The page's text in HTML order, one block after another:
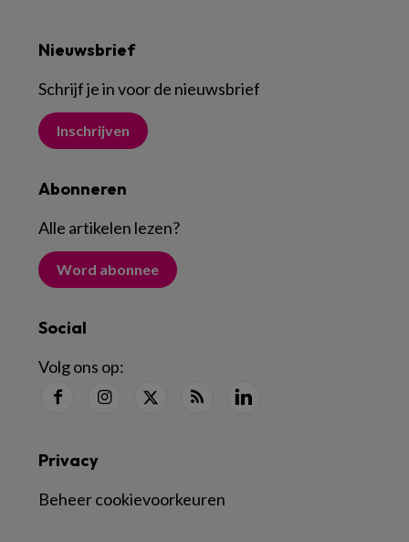
Nieuwsbrief
Schrijf je in voor de nieuwsbrief
Inschrijven
Abonneren
Alle artikelen lezen?
Word abonnee
Social
Volg ons op:
Privacy
Beheer cookievoorkeuren